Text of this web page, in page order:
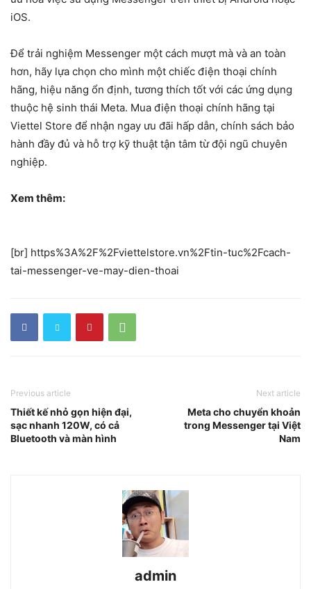
iOS.
Để trải nghiệm Messenger một cách mượt mà và an toàn
hơn, hãy lựa chọn cho mình một chiếc điện thoại chính
hãng, hiệu năng ổn định, tương thích tốt với các ứng dụng
thuộc hệ sinh thái Meta. Mua điện thoại chính hãng tại
Viettel Store để nhận ngay ưu đãi hấp dẫn, chính sách bảo
hành đầy đủ và hỗ trợ kỹ thuật tận tâm từ đội ngũ chuyên
nghiệp.
Xem thêm:
[br] https%3A%2F%2Fviettelstore.vn%2Ftin-tuc%2Fcach-
tai-messenger-ve-may-dien-thoai
Previous article
Thiết kế nhỏ gọn hiện đại,
sạc nhanh 120W, có cả
Bluetooth và màn hình
Next article
Meta cho chuyển khoản
trong Messenger tại Việt
Nam
admin